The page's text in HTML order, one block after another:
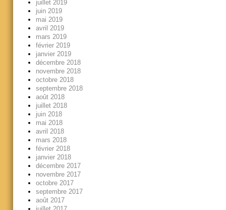
juillet 2019
juin 2019
mai 2019
avril 2019
mars 2019
février 2019
janvier 2019
décembre 2018
novembre 2018
octobre 2018
septembre 2018
août 2018
juillet 2018
juin 2018
mai 2018
avril 2018
mars 2018
février 2018
janvier 2018
décembre 2017
novembre 2017
octobre 2017
septembre 2017
août 2017